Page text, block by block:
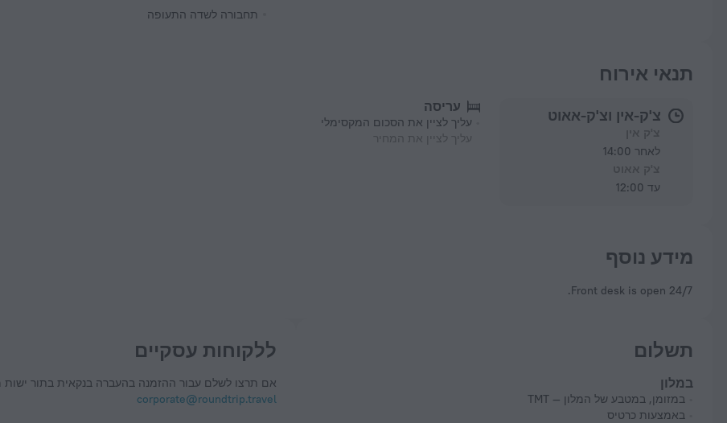
תחבורה לשדה התעופה
תנאי אירוח
צ'ק-אין וצ'ק-אאוט
לאחר 14:00
עד 12:00
עריסה
עליך לציין את הסכום המקסימלי
עליך לציין את המחיר
מידע נוסף
Front desk is open 24/7.
תשלום
במלון
במזומן, במטבע של המלון — TMT
באמצעות כרטיס
ללקוחות עסקיים
אם תרצו לשלם עבור ההזמנה בהעברה בנקאית בתור ישות
corporate@roundtrip.travel